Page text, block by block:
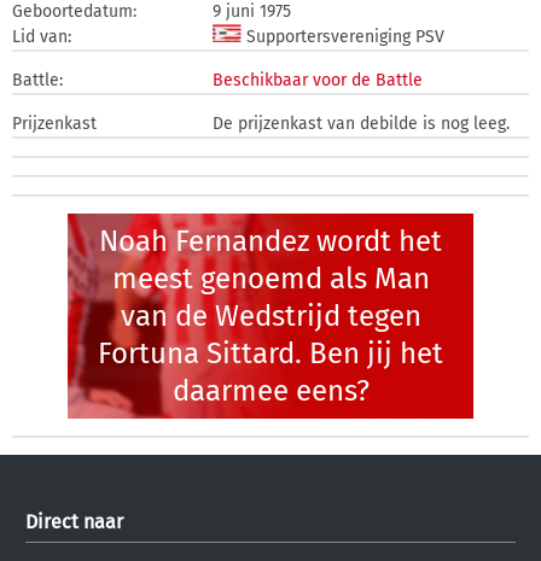
Geboortedatum:
9 juni 1975
Lid van:
Supportersvereniging PSV
Battle: Beschikbaar voor de Battle
Prijzenkast De prijzenkast van debilde is nog leeg.
Noah Fernandez wordt het
meest genoemd als Man
van de Wedstrijd tegen
Fortuna Sittard. Ben jij het
daarmee eens?
Direct naar